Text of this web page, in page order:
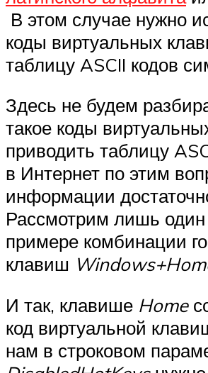
В этом случае нужно
коды виртуальных
таблицу ASCII кодов
Здесь не будем
такое коды
приводить таблицу
в Интернет по этим
информации
Рассмотрим лишь один
примере комбинации
клавиш Windows+
И так, клавише Home
код виртуальной
нам в строковом